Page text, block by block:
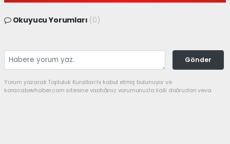
Okuyucu Yorumları (0)
Gönder
Yorum yazarak Topluluk Kuralları’nı kabul etmiş bulunuyor ve
karacabeyhaber.com sitesine yaptığınız yorumunuzla ilgili doğrudan veya